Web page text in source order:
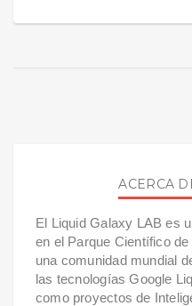
ACERCA
El Liquid Galaxy LAB es
en el Parque Científico
una comunidad mundial
las tecnologías Google
como proyectos de